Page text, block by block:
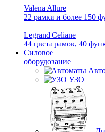
Valena Allure
22 рамки и более 150
Legrand Celiane
44 цвета рамок, 40
Силовое
оборудование
УЗО